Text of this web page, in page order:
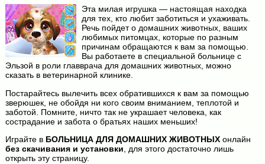
Эта милая игрушка — настоящая находка
для тех, кто любит заботиться и ухаживать.
Речь пойдет о домашних животных, ваших
любимых питомцах, которые по разным
причинам обращаются к вам за помощью.
Вы работаете в специальной больнице с
Эльзой в роли главврача для домашних животных, можно
сказать в ветеринарной клинике.
Постарайтесь вылечить всех обратившихся к вам за помощью
зверюшек, не обойдя ни кого своим вниманием, теплотой и
заботой. Помните, ничто так не украшает человека, как
сострадание и забота о братьях наших меньших!
Играйте в БОЛЬНИЦА ДЛЯ ДОМАШНИХ ЖИВОТНЫХонлайн
без скачивания и установки , для этого достаточно лишь
открыть эту страницу.